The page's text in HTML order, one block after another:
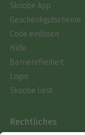
Skoobe App
Geschenkgutscheine
Code einlösen
Hilfe
Barrierefreiheit
Login
Skoobe liest
Rechtliches